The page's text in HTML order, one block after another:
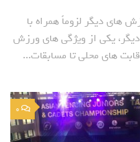
دیگر لزوماً همراه با
یکی از ویژگی های ورزش
های محلی تا مسابقات...
0